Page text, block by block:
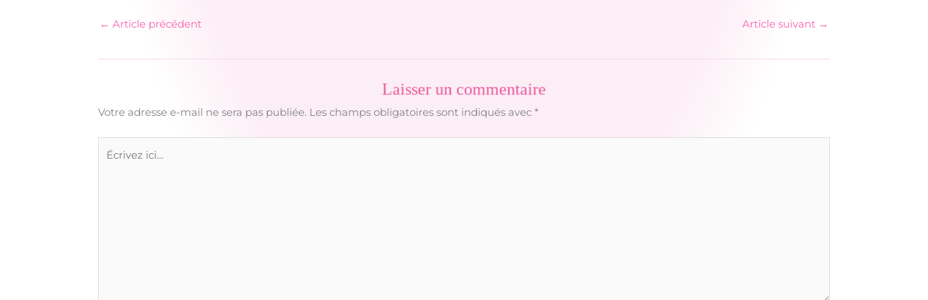
← Article précédent Article suivant →
Laisser un commentaire
Votre adresse e-mail ne sera pas publiée. Les champs obligatoires sont indiqués avec *